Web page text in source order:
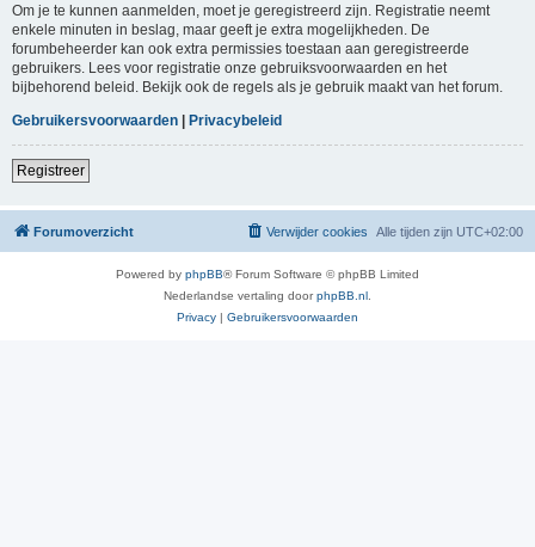
Om je te kunnen aanmelden, moet je geregistreerd zijn. Registratie neemt
enkele minuten in beslag, maar geeft je extra mogelijkheden. De
forumbeheerder kan ook extra permissies toestaan aan geregistreerde
gebruikers. Lees voor registratie onze gebruiksvoorwaarden en het
bijbehorend beleid. Bekijk ook de regels als je gebruik maakt van het forum.
Gebruikersvoorwaarden | Privacybeleid
Registreer
Forumoverzicht Alle tijden zijn UTC+02:00
Verwijder cookies
Powered by phpBB® Forum Software © phpBB Limited
Nederlandse vertaling doorphpBB.nl
Privacy | Gebruikersvoorwaarden